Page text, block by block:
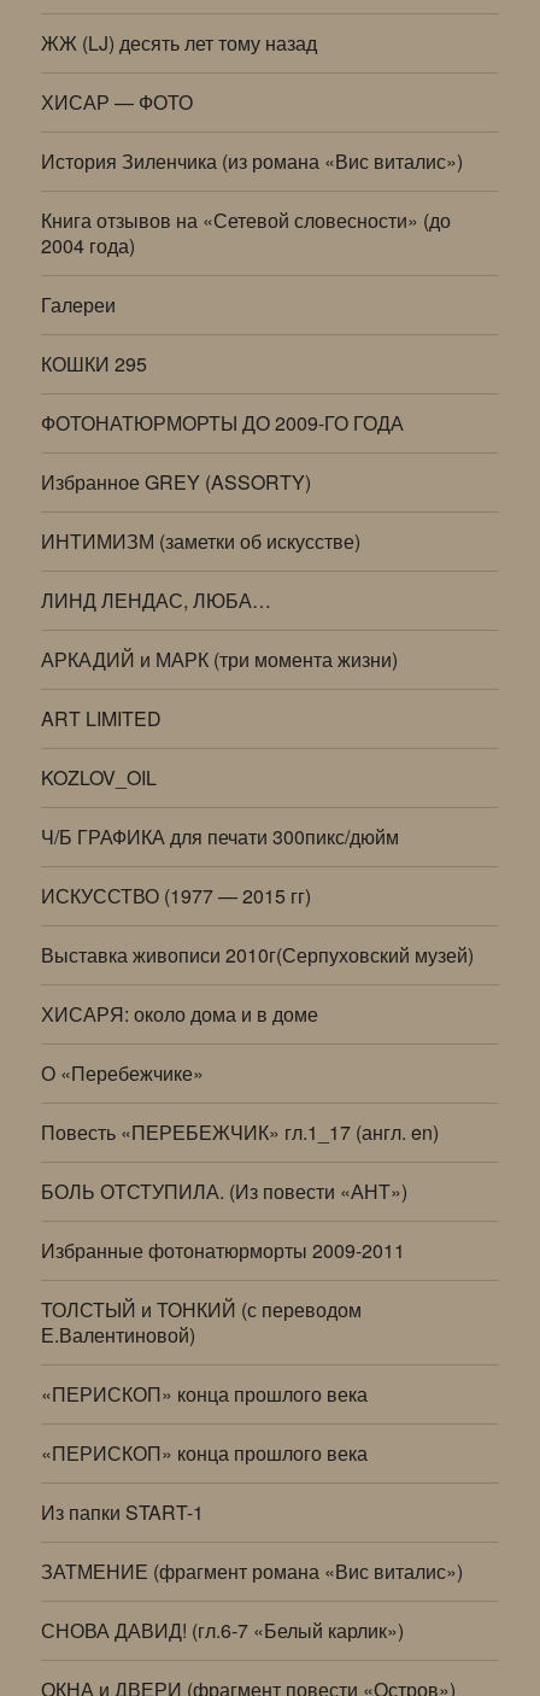
ЖЖ (LJ) десять лет тому назад
ХИСАР — ФОТО
История Зиленчика (из романа «Вис виталис»)
Книга отзывов на «Сетевой словесности» (до
2004 года)
Галереи
КОШКИ 295
ФОТОНАТЮРМОРТЫ ДО 2009-ГО ГОДА
Избранное GREY (ASSORTY)
ИНТИМИЗМ (заметки об искусстве)
ЛИНД ЛЕНДАС, ЛЮБА…
АРКАДИЙ и МАРК (три момента жизни)
ART LIMITED
KOZLOV_OIL
Ч/Б ГРАФИКА для печати 300пикс/дюйм
ИСКУССТВО (1977 — 2015 гг)
Выставка живописи 2010г(Серпуховский музей)
ХИСАРЯ: около дома и в доме
О «Перебежчике»
Повесть «ПЕРЕБЕЖЧИК» гл.1_17 (англ. en)
БОЛЬ ОТСТУПИЛА. (Из повести «АНТ»)
Избранные фотонатюрморты 2009-2011
ТОЛСТЫЙ и ТОНКИЙ (с переводом
Е.Валентиновой)
«ПЕРИСКОП» конца прошлого века
«ПЕРИСКОП» конца прошлого века
Из папки START-1
ЗАТМЕНИЕ (фрагмент романа «Вис виталис»)
СНОВА ДАВИД! (гл.6-7 «Белый карлик»)
ОКНА и ДВЕРИ (фрагмент повести «Остров»)